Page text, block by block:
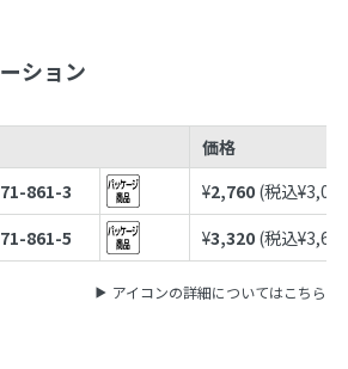
ション
価格
861-3 ¥2,760 (税込¥3,036
861-5 ¥3,320 (税込¥3,652
アイコンの詳細についてはこちら